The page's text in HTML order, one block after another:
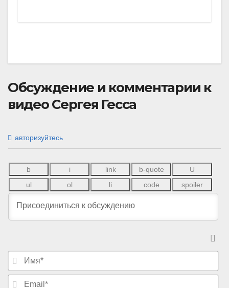
Обсуждение и комментарии к
видео Сергея Гесса
авторизуйтесь
И
я
E